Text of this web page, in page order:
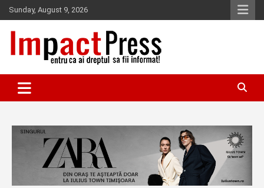
Skip
to
content
Sunday, August 9, 2026
IMPACTPRESS